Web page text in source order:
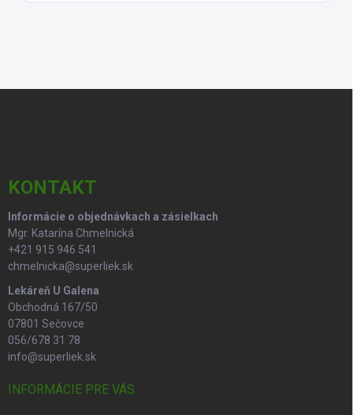
KONTAKT
Informácie o objednávkach a zásielkach
Mgr. Katarína Chmelnická
+421 915 946 541
chmelnicka@superliek.sk
Lekáreň U Galena
Obchodná 167/50
07801 Sečovce
056/678 31 78
info@superliek.sk
INFORMÁCIE PRE VÁS